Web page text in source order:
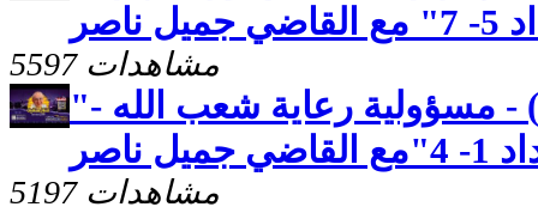
5597 مشاهدات
"رسالة بطرس الاولى (24) - مسؤولية رعاية شعب الله -
5197 مشاهدات